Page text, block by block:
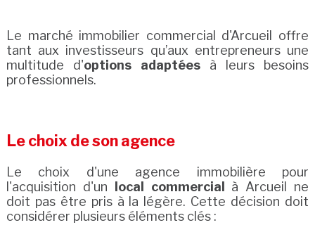
Le marché immobilier commercial d'Arcueil offre
tant aux investisseurs qu’aux entrepreneurs une
multitude d'options adaptéesà leurs besoins
professionnels.
Le choix de son agence
Le choix d'une agence immobilière pour
l'acquisition d'un
local commercial
à Arcueil ne
doit pas être pris à la légère. Cette décision doit
considérer plusieurs éléments clés :